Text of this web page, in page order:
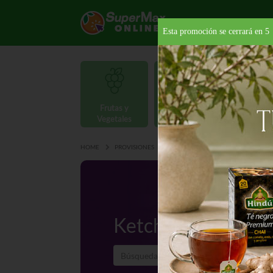
Carnes y
Mariscos
HOME PROVISIONES CONDIMENTOS KETCHUP
Ketchup
Esta promoción se cerrará en 4